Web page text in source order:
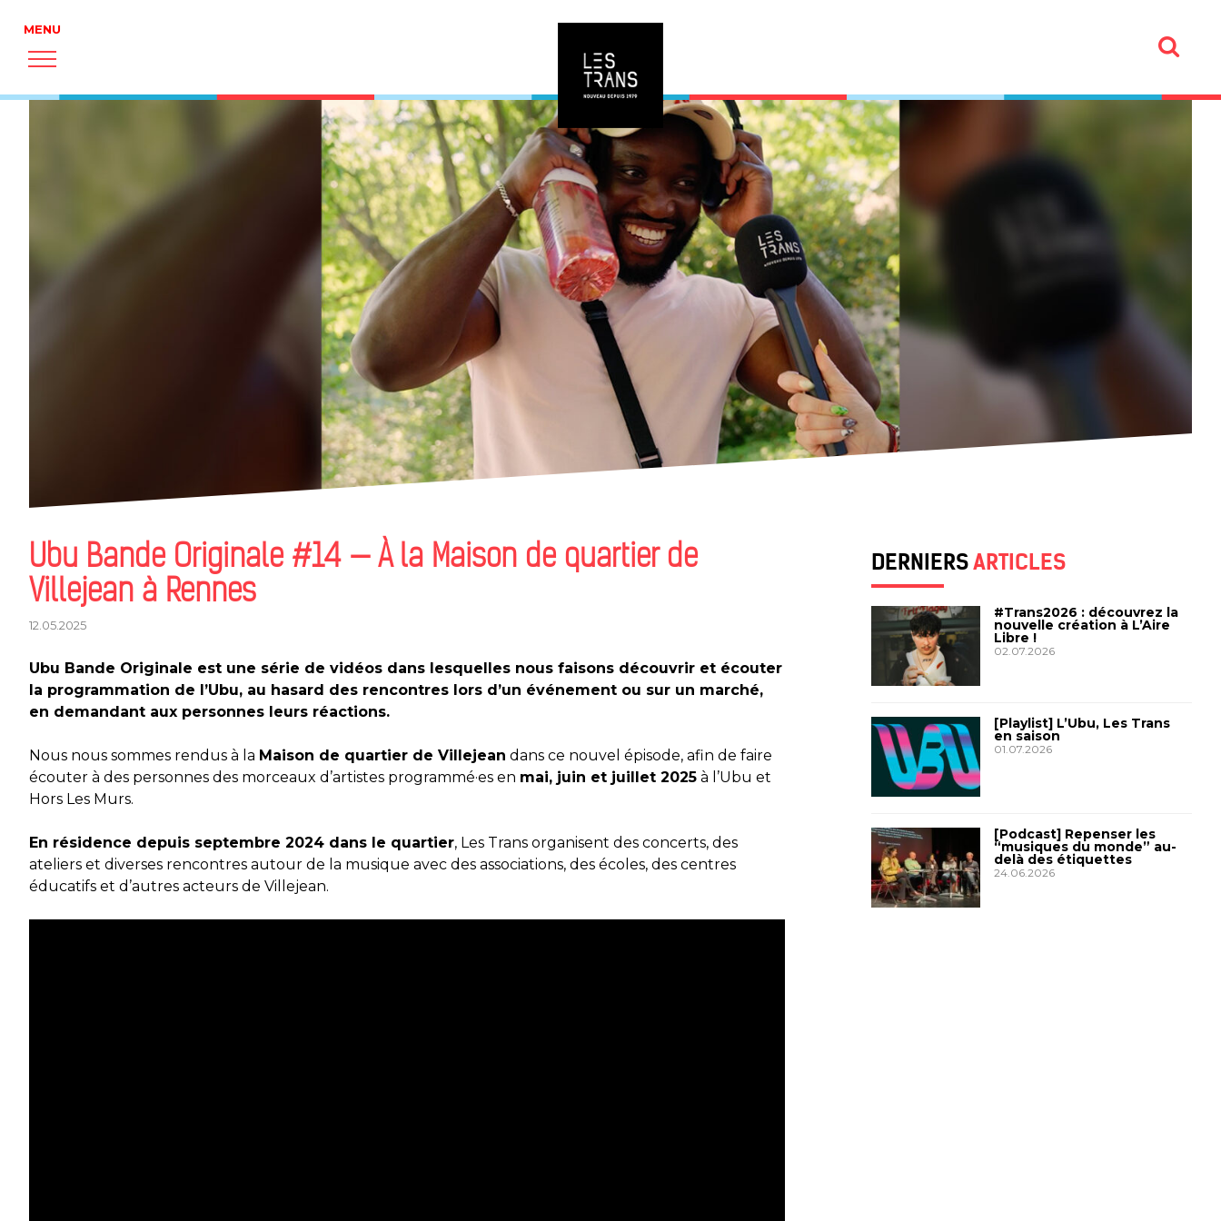
Ubu Bande Originale #14 — À la Maison de quartier de
Villejean à Rennes
12.05.2025
Ubu Bande Originale est une série de vidéos dans lesquelles nous faisons découvrir et écouter
la programmation de l’Ubu, au hasard des rencontres lors d’un événement ou sur un marché,
en demandant aux personnes leurs réactions.
Nous nous sommes rendus à la Maison de quartier de Villejean dans ce nouvel épisode, afin de faire
écouter à des personnes des morceaux d’artistes programmé·es en mai, juin et juillet 2025 à l’Ubu et
Hors Les Murs.
En résidence depuis septembre 2024 dans le quartier, Les Trans organisent des concerts, des
ateliers et diverses rencontres autour de la musique avec des associations, des écoles, des centres
éducatifs et d’autres acteurs de Villejean.
DERNIERSARTICLES
#Trans2026 : découvrez la
nouvelle création à L’Aire
Libre !
02.07.2026
[Playlist] L’Ubu, Les Trans
en saison
01.07.2026
[Podcast] Repenser les
“musiques du monde” au-
delà des étiquettes
24.06.2026